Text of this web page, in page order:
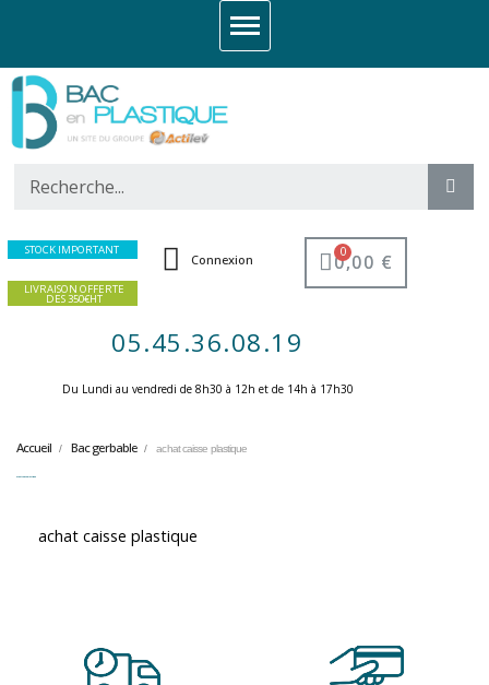
STOCK IMPORTANT
LIVRAISON OFFERTE
DES 350€HT
Connexion 0,00 €
05.45.36.08.19
Du Lundi au vendredi de 8h30 à 12h et de 14h à 17h30 ​
Accueil Bac gerbable achat caisse plastique
achat caisse plastique